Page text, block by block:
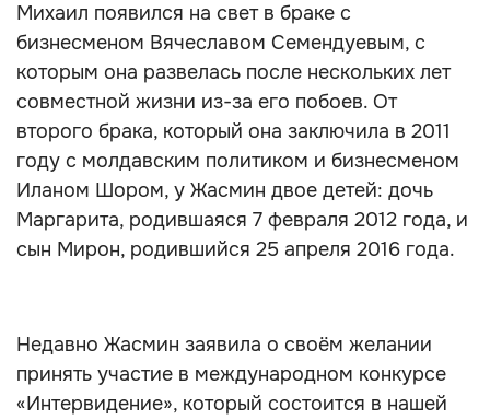
Михаил появился на свет в браке с
бизнесменом Вячеславом Семендуевым, с
которым она развелась после нескольких лет
совместной жизни из-за его побоев. От
второго брака, который она заключила в 2011
году с молдавским политиком и бизнесменом
Иланом Шором, у Жасмин двое детей: дочь
Маргарита, родившаяся 7 февраля 2012 года, и
сын Мирон, родившийся 25 апреля 2016 года.
Недавно Жасмин заявила о своём желании
принять участие в международном конкурсе
«Интервидение», который состоится в нашей